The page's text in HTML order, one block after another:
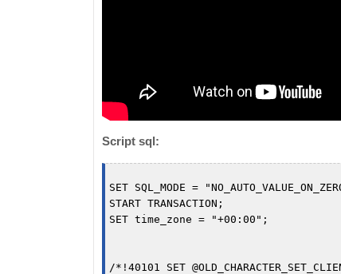
Script sql:
SET SQL_MODE =
START TRANSACTION;
SET time_zone = "+00:00";
/*!40101 SET